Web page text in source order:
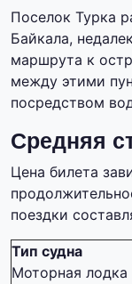
Поселок Турка
Байкала,
маршрута к
между этими
посредством
Средняя
Цена билета
поездки
Тип судна
Моторная лодка